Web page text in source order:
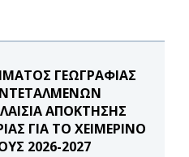
ΓΕΩΓΡΑΦΙΑΣ
ΑΠΟΚΤΗΣΗΣ
ΓΙΑ ΤΟ ΧΕΙΜΕΡΙΝΟ
2026-2027